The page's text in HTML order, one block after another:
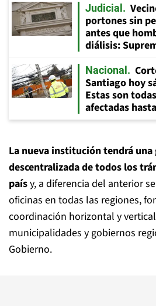
Judicial
portones sin
antes que
diálisis:
Nacional
Santiago hoy
Estas son
afectadas
La nueva institución tendrá
descentralizada de todos los
paísy, a diferencia del anterior
oficinas en todas las regiones,
coordinación horizontal y
municipalidades y gobiernos
Gobierno.